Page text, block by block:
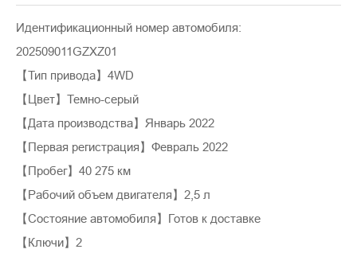
Идентификационный номер автомобиля:
202509011GZXZ01
【Тип привода】4WD
【Цвет】Темно-серый
【Дата производства】Январь 2022
【Первая регистрация】Февраль 2022
【Пробег】40 275 км
【Рабочий объем двигателя】2,5 л
【Состояние автомобиля】Готов к доставке
【Ключи】2